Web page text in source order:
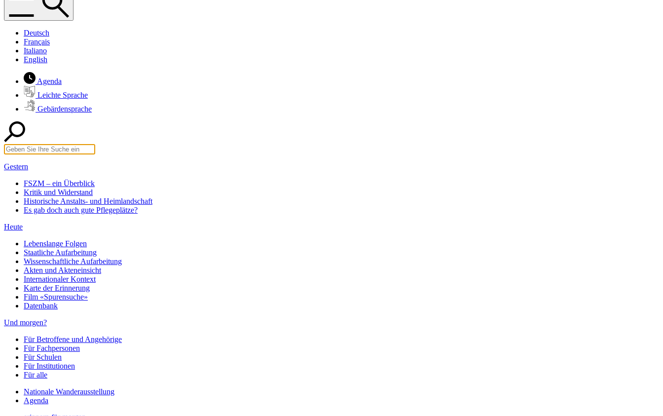
Deutsch
Français
Italiano
English
Agenda
Leichte Sprache
Gebärdensprache
Gestern
FSZM – ein Überblick
Kritik und Widerstand
Historische Anstalts- und Heimlandschaft
Es gab doch auch gute Pflegeplätze?
Heute
Lebenslange Folgen
Staatliche Aufarbeitung
Wissenschaftliche Aufarbeitung
Akten und Akteneinsicht
Internationaler Kontext
Karte der Erinnerung
Film «Spurensuche»
Datenbank
Und morgen?
Für Betroffene und Angehörige
Für Fachpersonen
Für Schulen
Für Institutionen
Für alle
Nationale Wanderausstellung
Agenda